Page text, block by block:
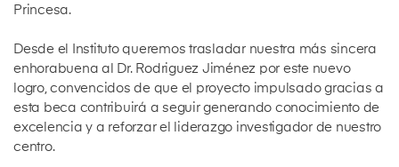
Princesa.
Desde el Instituto queremos trasladar nuestra más sincera
enhorabuena al Dr. Rodriguez Jiménez por este nuevo
logro, convencidos de que el proyecto impulsado gracias a
esta beca contribuirá a seguir generando conocimiento de
excelencia y a reforzar el liderazgo investigador de nuestro
centro.